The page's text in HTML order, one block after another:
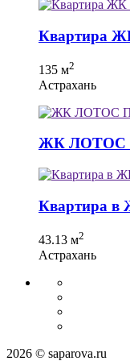
Квартира
135 м2
Астрахань
ЖК ЛОТОС
Квартира в
43.13 м2
Астрахань
2026 © saparova.ru